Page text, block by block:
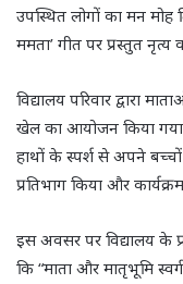
उपस्थित लोगों का मन मोह
ममता’ गीत पर प्रस्तुत नृत्य
विद्यालय परिवार द्वारा
खेल का आयोजन किया
हाथों के स्पर्श से अपने
प्रतिभाग किया और
इस अवसर पर विद्यालय के
कि “माता और मातृभूमि